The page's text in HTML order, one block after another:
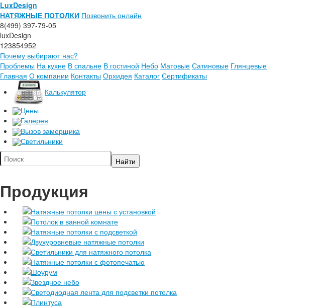
LuxDesign
НАТЯЖНЫЕ ПОТОЛКИ Позвонить онлайн
8(499) 397-79-05
luxDesign
123854952
Почему выбирают нас?
Проблемы На кухне В спальне В гостиной Небо Матовые Сатиновые Глянцевые
Главная О компании Контакты Орхидея Каталог Сертификаты
Калькулятор
Цены
Галерея
Вызов замерщика
Светильники
Продукция
Натяжные потолки цены с установкой
Потолок в ванной комнате
Натяжные потолки с подсветкой
Двухуровневые натяжные потолки
Светильники для натяжного потолка
Натяжные потолки с фотопечатью
Шоурум
Звездное небо
Светодиодная лента для подсветки потолка
Плинтуса